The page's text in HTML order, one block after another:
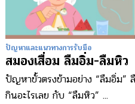
ปัญหาและแนวทางการรับมือ
สมองเสื่อม ลืมอิ่ม-ลืมหิว
ปัญหาขั้วตรงข้ามอย่าง “ลืมอิ่ม”
กินอะไรเลย กับ “ลืมหิว” ...